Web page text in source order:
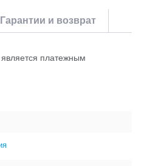
Гарантии и возврат
платежным